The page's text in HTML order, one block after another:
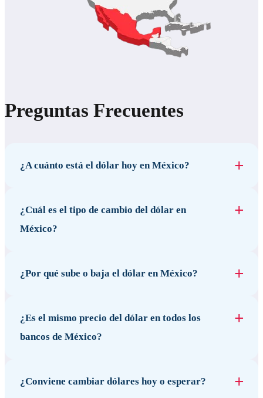
Preguntas Frecuentes
¿A cuánto está el dólar hoy en México?
¿Cuál es el tipo de cambio del dólar en
México?
¿Por qué sube o baja el dólar en México?
¿Es el mismo precio del dólar en todos los
bancos de México?
¿Conviene cambiar dólares hoy o esperar?